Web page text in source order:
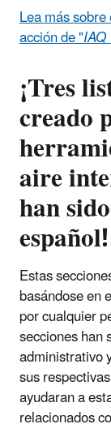
Lea más
acción de "
¡Tres
creado
aire
han
español!
Estas
basándose en
por cualquier
secciones han
administrativo
sus
ayudaran a
relacionados